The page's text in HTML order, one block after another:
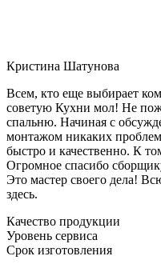
Кристина Шатунова
Всем, кто еще выбирает
советую Кухни мол! Не
спальню. Начиная с
монтажом никаких
быстро и качественно. К
Огромное спасибо
Это мастер своего дела!
здесь.
Качество продукции
Уровень сервиса
Срок изготовления